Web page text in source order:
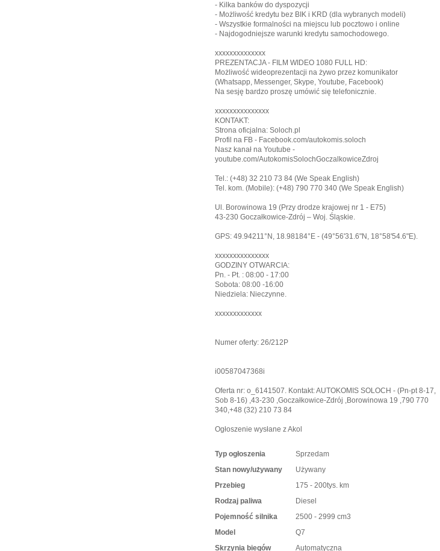
- Kilka banków do dyspozycji
- Możliwość kredytu bez BIK i KRD (dla wybranych modeli)
- Wszystkie formalności na miejscu lub pocztowo i online
- Najdogodniejsze warunki kredytu samochodowego.
xxxxxxxxxxxxxx
PREZENTACJA - FILM WIDEO 1080 FULL HD:
Możliwość wideoprezentacji na żywo przez komunikator
(Whatsapp, Messenger, Skype, Youtube, Facebook)
Na sesję bardzo proszę umówić się telefonicznie.
xxxxxxxxxxxxxxx
KONTAKT:
Strona oficjalna: Soloch.pl
Profil na FB - Facebook.com/autokomis.soloch
Nasz kanał na Youtube -
youtube.com/AutokomisSolochGoczalkowiceZdroj
Tel.: (+48) 32 210 73 84 (We Speak English)
Tel. kom. (Mobile): (+48) 790 770 340 (We Speak English)
Ul. Borowinowa 19 (Przy drodze krajowej nr 1 - E75)
43-230 Goczałkowice-Zdrój – Woj. Śląskie.
GPS: 49.94211°N, 18.98184°E - (49°56'31.6"N, 18°58'54.6"E).
xxxxxxxxxxxxxxx
GODZINY OTWARCIA:
Pn. - Pt. : 08:00 - 17:00
Sobota: 08:00 -16:00
Niedziela: Nieczynne.
xxxxxxxxxxxxx
Numer oferty: 26/212P
i00587047368i
Oferta nr: o_6141507. Kontakt: AUTOKOMIS SOLOCH - (Pn-pt 8-17,
Sob 8-16) ,43-230 ,Goczałkowice-Zdrój ,Borowinowa 19 ,790 770
340,+48 (32) 210 73 84
Ogłoszenie wysłane z Akol
Typ ogłoszenia
Stan nowy/używany
Przebieg
Rodzaj paliwa
Pojemność silnika
Model
Skrzynia biegów
Sprzedam
Używany
175 - 200tys. km
Diesel
2500 - 2999 cm3
Q7
Automatyczna